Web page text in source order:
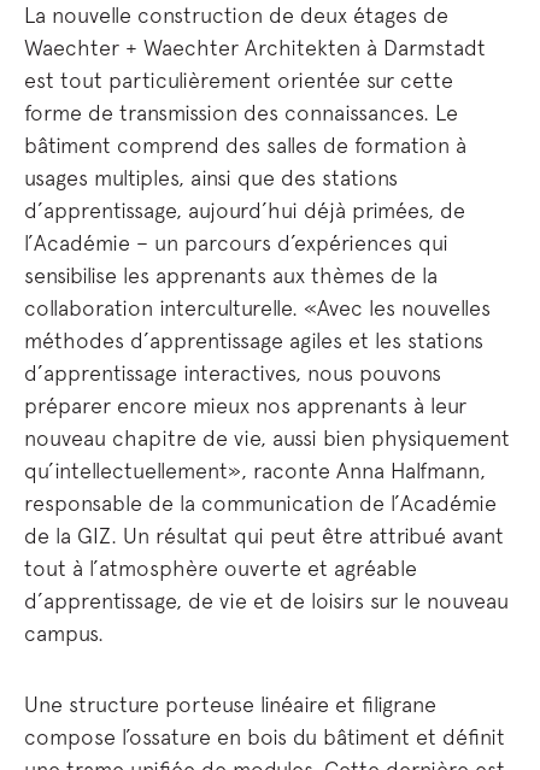
La nouvelle construction de deux étages de
Waechter + Waechter Architekten à Darmstadt
est tout particulièrement orientée sur cette
forme de transmission des connaissances. Le
bâtiment comprend des salles de formation à
usages multiples, ainsi que des stations
d’apprentissage, aujourd’hui déjà primées, de
l’Académie – un parcours d’expériences qui
sensibilise les apprenants aux thèmes de la
collaboration interculturelle. «Avec les nouvelles
méthodes d’apprentissage agiles et les stations
d’apprentissage interactives, nous pouvons
préparer encore mieux nos apprenants à leur
nouveau chapitre de vie, aussi bien physiquement
qu’intellectuellement», raconte Anna Halfmann,
responsable de la communication de l’Académie
de la GIZ. Un résultat qui peut être attribué avant
tout à l’atmosphère ouverte et agréable
d’apprentissage, de vie et de loisirs sur le nouveau
campus.
Une structure porteuse linéaire et filigrane
compose l’ossature en bois du bâtiment et définit